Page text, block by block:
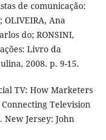
de comunicação:
OLIVEIRA, Ana
do; RONSINI,
Livro da
2008. p. 9-15.
TV: How Marketers
Television
Jersey: John